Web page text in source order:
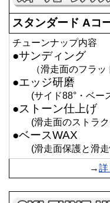
スタンダード Aコ
チューンナップ内容
●サンディング
（滑走面のフラッ
●エッジ研磨
(サイド88°・ベー
●ストーン仕上げ
(滑走面のストラク
●ベースWAX
(滑走面保護と滑走
→詳